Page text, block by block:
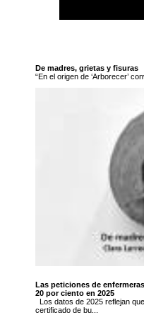
De madres, grietas y fisuras
“En el origen de ‘Arborecer’
Las peticiones de
20 por ciento en 2025
Los datos de 2025 reflejan
certificado de bu...